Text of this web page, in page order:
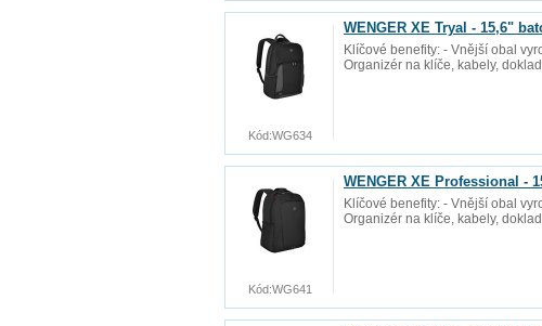
WENGER XE Tryal - 15,6"
Klíčové benefity: - Vnější obal
Organizér na klíče, kabely,
Kód:WG634
WENGER XE Professional -
Klíčové benefity: - Vnější obal
Organizér na klíče, kabely,
Kód:WG641